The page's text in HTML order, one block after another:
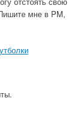
мне в PM,